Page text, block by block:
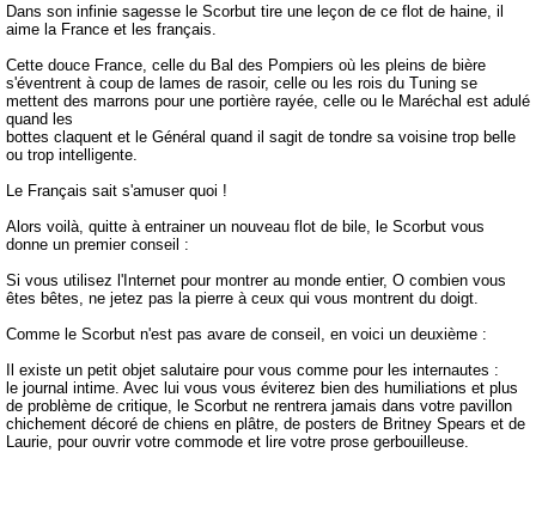
Dans son infinie sagesse le Scorbut tire une leçon de ce flot de haine, il
aime la France et les français.
Cette douce France, celle du Bal des Pompiers où les pleins de bière
s'éventrent à coup de lames de rasoir, celle ou les rois du Tuning se
mettent des marrons pour une portière rayée, celle ou le Maréchal est adulé
quand les
bottes claquent et le Général quand il sagit de tondre sa voisine trop belle
ou trop intelligente.
Le Français sait s'amuser quoi !
Alors voilà, quitte à entrainer un nouveau flot de bile, le Scorbut vous
donne un premier conseil :
Si vous utilisez l'Internet pour montrer au monde entier, O combien vous
êtes bêtes, ne jetez pas la pierre à ceux qui vous montrent du doigt.
Comme le Scorbut n'est pas avare de conseil, en voici un deuxième :
Il existe un petit objet salutaire pour vous comme pour les internautes :
le journal intime. Avec lui vous vous éviterez bien des humiliations et plus
de problème de critique, le Scorbut ne rentrera jamais dans votre pavillon
chichement décoré de chiens en plâtre, de posters de Britney Spears et de
Laurie, pour ouvrir votre commode et lire votre prose gerbouilleuse.